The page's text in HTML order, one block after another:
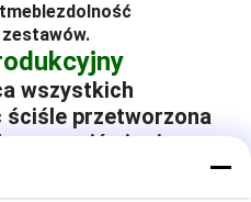
meblezdolność
wszystkich
ściśle przetworzona
upewnić się, że
klienta.